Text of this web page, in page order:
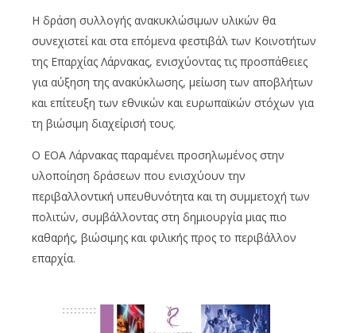
Η δράση συλλογής ανακυκλώσιμων υλικών θα
συνεχιστεί και στα επόμενα φεστιβάλ των Κοινοτήτων
της Επαρχίας Λάρνακας, ενισχύοντας τις προσπάθειες
για αύξηση της ανακύκλωσης, μείωση των αποβλήτων
και επίτευξη των εθνικών και ευρωπαϊκών στόχων για
τη βιώσιμη διαχείρισή τους.
Ο ΕΟΑ Λάρνακας παραμένει προσηλωμένος στην
υλοποίηση δράσεων που ενισχύουν την
περιβαλλοντική υπευθυνότητα και τη συμμετοχή των
πολιτών, συμβάλλοντας στη δημιουργία μιας πιο
καθαρής, βιώσιμης και φιλικής προς το περιβάλλον
επαρχία.